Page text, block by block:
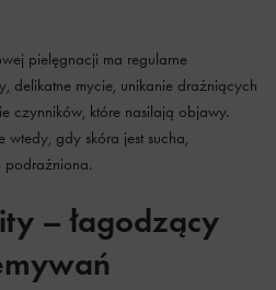
pielęgnacji ma regularne
delikatne mycie, unikanie drażniących
czynników, które nasilają objawy.
wtedy, gdy skóra jest sucha,
podrażniona.
– łagodzący